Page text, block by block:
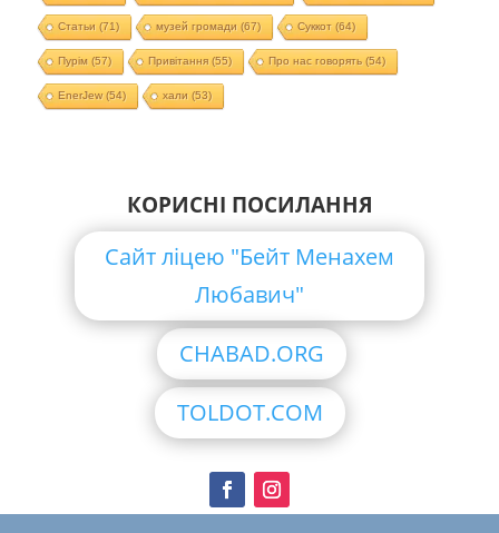
Статьи (71) музей громади (67) Суккот (64)
Пурім (57) Привітання(55) Про нас говорять (54)
EnerJew(54) хали (53)
КОРИСНІ ПОСИЛАННЯ
Сайт ліцею "Бейт Менахем
Любавич"
CHABAD.ORG
TOLDOT.COM